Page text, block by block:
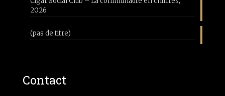
2026
(pas de titre)
Contact